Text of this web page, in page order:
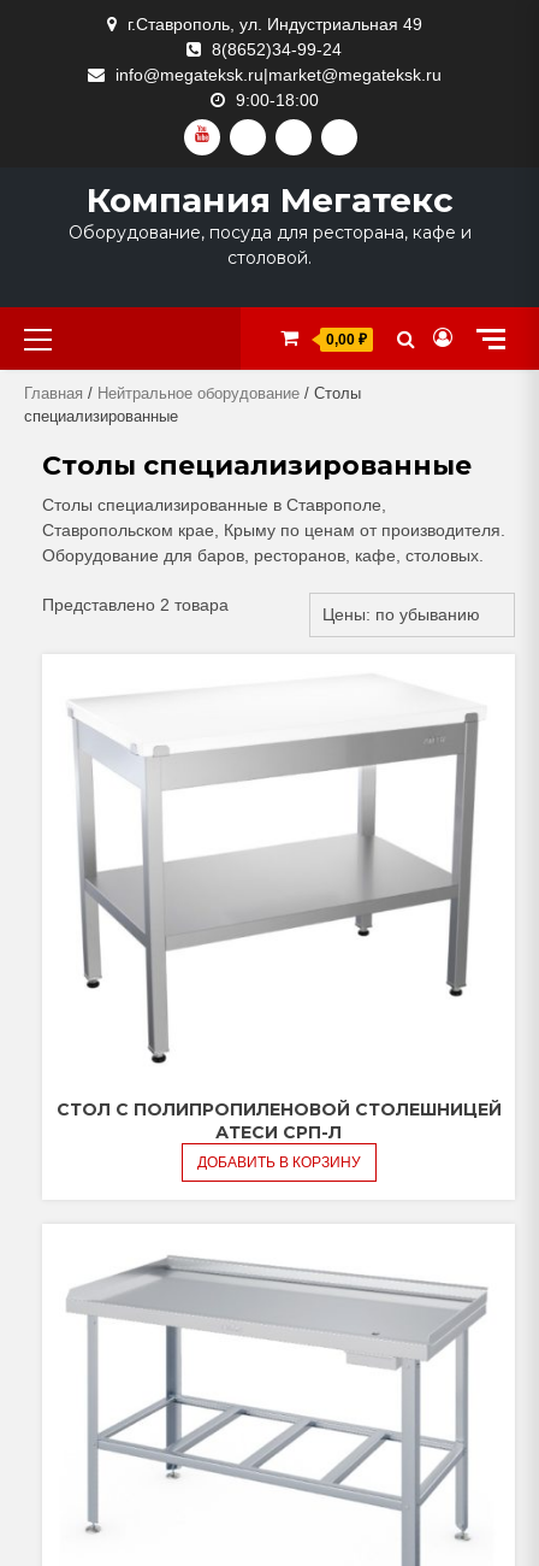
г.Ставрополь, ул. Индустриальная 49
8(8652)34-99-24
info@megateksk.ru|market@megateksk.ru
9:00-18:00
YOUTUBEVKVIDEORUTUBEDZEN
Компания Мегатекс
Оборудование, посуда для ресторана, кафе и
столовой.
Primary
Menu
0,00 ₽
Главная / Нейтральное оборудование / Столы
специализированные
Столы специализированные
Столы специализированные в Ставрополе,
Ставропольском крае, Крыму по ценам от производителя.
Оборудование для баров, ресторанов, кафе, столовых.
Представлено 2 товара
СТОЛ С ПОЛИПРОПИЛЕНОВОЙ СТОЛЕШНИЦЕЙ
АТЕСИ СРП-Л
ДОБАВИТЬ В КОРЗИНУ